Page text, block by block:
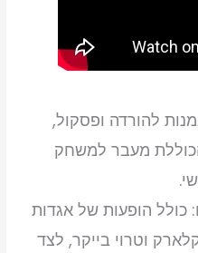
להורדה ופסקול,
מעבר למשחק
כולל הופעות של אגדות
וטרוי בייקר, לצד